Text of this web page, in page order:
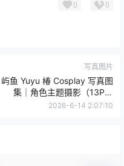
0 0
写真图片
屿鱼 Yuyu 椿 Cosplay 写真图
集｜角色主题摄影（13P｜
23MB）
2026-6-14 2:07:10